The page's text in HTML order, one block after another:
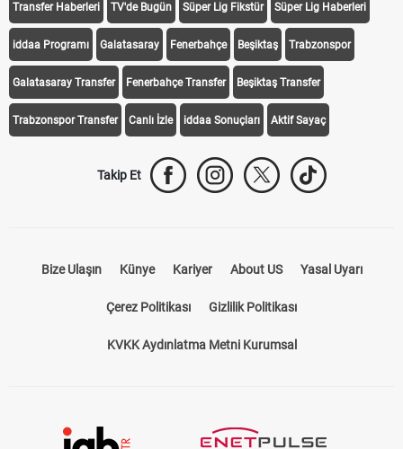
Transfer Haberleri TV'de Bugün Süper Lig Fikstür Süper Lig Haberleri
iddaa Programı Galatasaray Fenerbahçe Beşiktaş Trabzonspor
Galatasaray Transfer Fenerbahçe Transfer Beşiktaş Transfer
Trabzonspor Transfer Canlı İzle iddaa Sonuçları Aktif Sayaç
Takip Et
Bize Ulaşın Künye Kariyer About US Yasal Uyarı
Çerez Politikası Gizlilik Politikası
KVKK Aydınlatma Metni Kurumsal